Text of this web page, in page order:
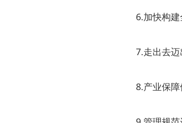
6.加快构建
7.走出去迈
8.产业保障